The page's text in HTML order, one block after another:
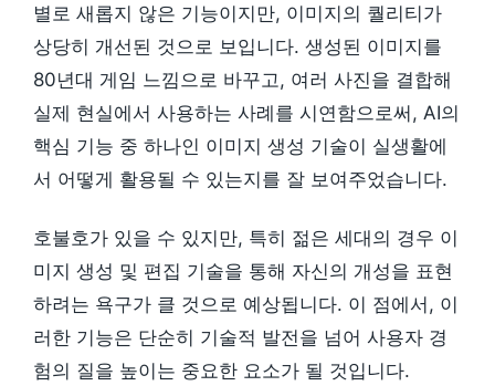
별로 새롭지 않은 기능이지만, 이미지의 퀄리티가
상당히 개선된 것으로 보입니다. 생성된 이미지를
80년대 게임 느낌으로 바꾸고, 여러 사진을 결합해
실제 현실에서 사용하는 사례를 시연함으로써, AI의
핵심 기능 중 하나인 이미지 생성 기술이 실생활에
서 어떻게 활용될 수 있는지를 잘 보여주었습니다.
호불호가 있을 수 있지만, 특히 젊은 세대의 경우 이
미지 생성 및 편집 기술을 통해 자신의 개성을 표현
하려는 욕구가 클 것으로 예상됩니다. 이 점에서, 이
러한 기능은 단순히 기술적 발전을 넘어 사용자 경
험의 질을 높이는 중요한 요소가 될 것입니다.